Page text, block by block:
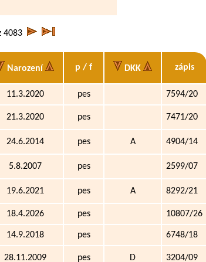
4083
Narození p / f DKK zápis
11.3.2020 pes 7594/20
21.3.2020 pes 7471/20
24.6.2014 pes A 4904/14
5.8.2007 pes 2599/07
19.6.2021 pes A 8292/21
18.4.2026 pes 10807/26
14.9.2018 pes 6748/18
28.11.2009 pes D 3204/09